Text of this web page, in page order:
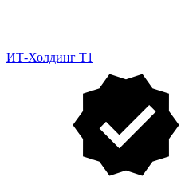
ИТ-Холдинг Т1